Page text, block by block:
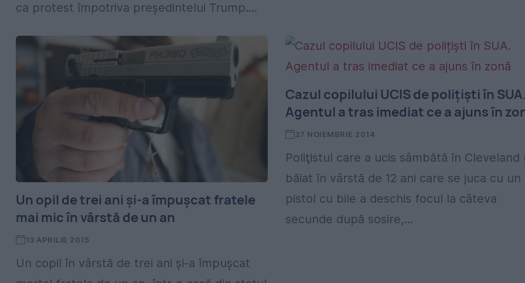
ca protest împotriva preşedintelui Trump....
Un opil de trei ani și-a împușcat fratele
mai mic în vârstă de un an
13 APRILIE 2015
Un copil în vârstă de trei ani și-a împușcat
Cazul copilului UCIS de polițiști în SUA.
Agentul a tras imediat ce a ajuns în
27 NOIEMBRIE 2014
Poliţistul care a ucis sâmbătă în Cleveland
băiat în vârstă de 12 ani care se juca cu un
pistol cu bile a deschis focul la câteva
secunde după sosire,...